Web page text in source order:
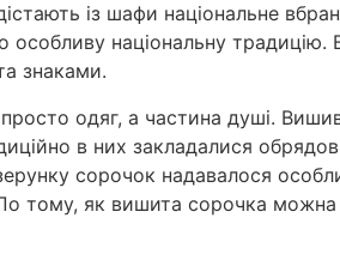
із шафи національне
особливу національну
знаками.
одяг, а частина душі.
в них закладалися
сорочок надавалося
тому, як вишита сорочка